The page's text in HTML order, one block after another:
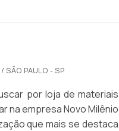
/ SÃO PAULO - SP
por loja de materiais
na empresa Novo Milênio
que mais se destaca